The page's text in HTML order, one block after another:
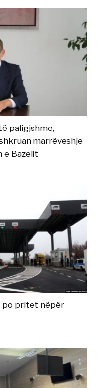
paligjshme,
marrëveshje
e Bazelit
po pritet nëpër